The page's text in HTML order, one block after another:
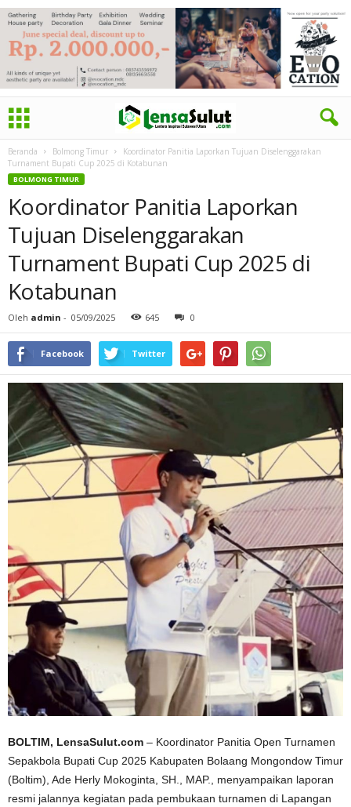
Beranda Bolmong Timur
Koordinator Panitia Laporkan Tujuan Diselenggarakan
Turnament Bupati Cup 2025 di Kotabunan
BOLMONG TIMUR
Koordinator Panitia Laporkan
Tujuan Diselenggarakan
Turnament Bupati Cup 2025 di
Kotabunan
Oleh admin - 05/09/2025 645 0
Facebook Twitter
BOLTIM, LensaSulut.com – Koordinator Panitia Open Turnamen
Sepakbola Bupati Cup 2025 Kabupaten Bolaang Mongondow Timur
(Boltim), Ade Herly Mokoginta, SH., MAP., menyampaikan laporan
resmi jalannya kegiatan pada pembukaan turnamen di Lapangan